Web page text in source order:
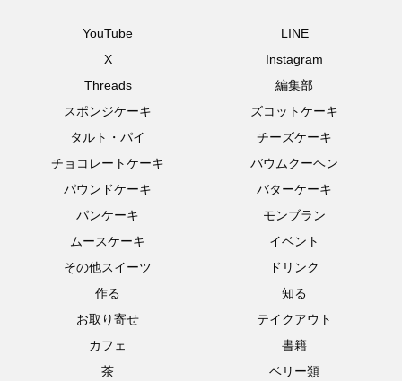
YouTube
LINE
X
Instagram
Threads
編集部
スポンジケーキ
ズコットケーキ
タルト・パイ
チーズケーキ
チョコレートケーキ
バウムクーヘン
パウンドケーキ
バターケーキ
パンケーキ
モンブラン
ムースケーキ
イベント
その他スイーツ
ドリンク
作る
知る
お取り寄せ
テイクアウト
カフェ
書籍
茶
ベリー類